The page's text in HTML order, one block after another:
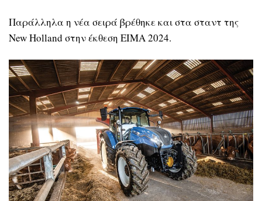
Παράλληλα η νέα σειρά βρέθηκε και στα σταντ της
New Holland στην έκθεση EIMA 2024.